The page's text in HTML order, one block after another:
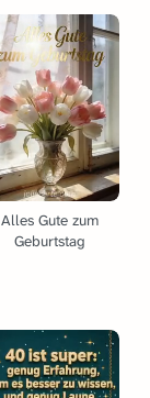
Alles Gute zum
Geburtstag